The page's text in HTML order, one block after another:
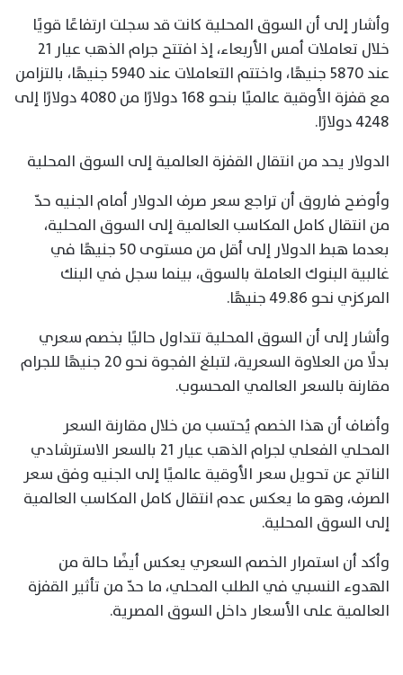
وأشار إلى أن السوق المحلية كانت قد سجلت ارتفاعًا قويًا
خلال تعاملات أمس الأربعاء، إذ افتتح جرام الذهب عيار 21
عند 5870 جنيهًا، واختتم التعاملات عند 5940 جنيهًا، بالتزامن
مع قفزة الأوقية عالميًا بنحو 168 دولارًا من 4080 دولارًا إلى
4248 دولارًا.
الدولار يحد من انتقال القفزة العالمية إلى السوق المحلية
وأوضح فاروق أن تراجع سعر صرف الدولار أمام الجنيه حدّ
من انتقال كامل المكاسب العالمية إلى السوق المحلية،
بعدما هبط الدولار إلى أقل من مستوى 50 جنيهًا في
غالبية البنوك العاملة بالسوق، بينما سجل في البنك
المركزي نحو 49.86 جنيهًا.
وأشار إلى أن السوق المحلية تتداول حاليًا بخصم سعري
بدلًا من العلاوة السعرية، لتبلغ الفجوة نحو 20 جنيهًا للجرام
مقارنة بالسعر العالمي المحسوب.
وأضاف أن هذا الخصم يُحتسب من خلال مقارنة السعر
المحلي الفعلي لجرام الذهب عيار 21 بالسعر الاسترشادي
الناتج عن تحويل سعر الأوقية عالميًا إلى الجنيه وفق سعر
الصرف، وهو ما يعكس عدم انتقال كامل المكاسب العالمية
إلى السوق المحلية.
وأكد أن استمرار الخصم السعري يعكس أيضًا حالة من
الهدوء النسبي في الطلب المحلي، ما حدّ من تأثير القفزة
العالمية على الأسعار داخل السوق المصرية.